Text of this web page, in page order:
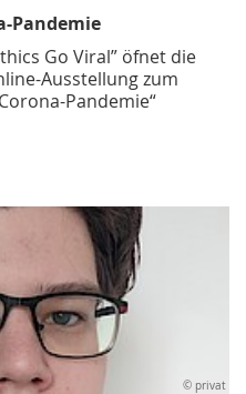
Pandemie
Go Viral” öfnet die
Ausstellung zum
Pandemie“
© privat